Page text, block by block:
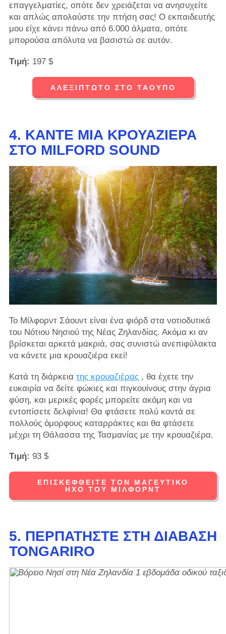
επαγγελματίες, οπότε δεν χρειάζεται να ανησυχείτε
και απλώς απολαύστε την πτήση σας! Ο εκπαιδευτής
μου είχε κάνει πάνω από 6.000 άλματα, οπότε
μπορούσα απόλυτα να βασιστώ σε αυτόν.
Τιμή: 197 $
ΑΛΕΞΊΠΤΩΤΟ ΣΤΟ ΤΑΟΎΠΟ
4. ΚΆΝΤΕ ΜΙΑ ΚΡΟΥΑΖΙΈΡΑ
ΣΤΟ MILFORD SOUND
Το Μίλφορντ Σάουντ είναι ένα φιόρδ στα νοτιοδυτικά
του Νότιου Νησιού της Νέας Ζηλανδίας. Ακόμα κι αν
βρίσκεται αρκετά μακριά, σας συνιστώ ανεπιφύλακτα
να κάνετε μια κρουαζιέρα εκεί!
Κατά τη διάρκεια της κρουαζιέρας , θα έχετε την
ευκαιρία να δείτε φώκιες και πιγκουίνους στην άγρια ​​
φύση, και μερικές φορές μπορείτε ακόμη και να
εντοπίσετε δελφίνια! Θα φτάσετε πολύ κοντά σε
πολλούς όμορφους καταρράκτες και θα φτάσετε
μέχρι τη Θάλασσα της Τασμανίας με την κρουαζιέρα.
Τιμή: 93 $
ΕΠΙΣΚΕΦΘΕΊΤΕ ΤΟΝ ΜΑΓΕΥΤΙΚΌ
ΉΧΟ ΤΟΥ ΜΊΛΦΟΡΝΤ
5. ΠΕΡΠΑΤΉΣΤΕ ΣΤΗ ΔΙΆΒΑΣΗ
TONGARIRO